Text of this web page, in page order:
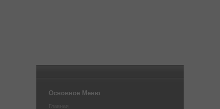
Основное Меню
Главная